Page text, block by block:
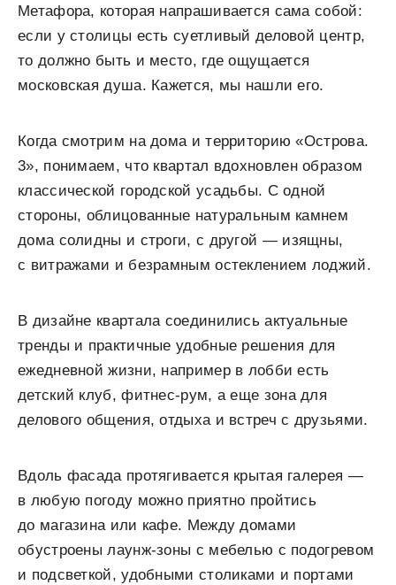
Метафора, которая напрашивается сама собой:
если у столицы есть суетливый деловой центр,
то должно быть и место, где ощущается
московская душа. Кажется, мы нашли его.
Когда смотрим на дома и территорию «Острова.
3», понимаем, что квартал вдохновлен образом
классической городской усадьбы. С одной
стороны, облицованные натуральным камнем
дома солидны и строги, с другой — изящны,
с витражами и безрамным остеклением лоджий.
В дизайне квартала соединились актуальные
тренды и практичные удобные решения для
ежедневной жизни, например в лобби есть
детский клуб, фитнес-рум, а еще зона для
делового общения, отдыха и встреч с друзьями.
Вдоль фасада протягивается крытая галерея —
в любую погоду можно приятно пройтись
до магазина или кафе. Между домами
обустроены лаунж-зоны с мебелью с подогревом
и подсветкой, удобными столиками и портами